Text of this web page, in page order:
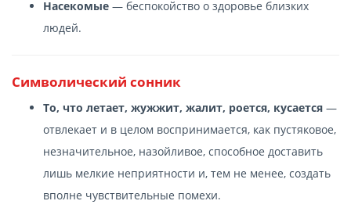
Насекомые — беспокойство о здоровье близких
людей.
Символический сонник
То, что летает, жужжит, жалит, роется, кусается —
отвлекает и в целом воспринимается, как пустяковое,
незначительное, назойливое, способное доставить
лишь мелкие неприятности и, тем не менее, создать
вполне чувствительные помехи.